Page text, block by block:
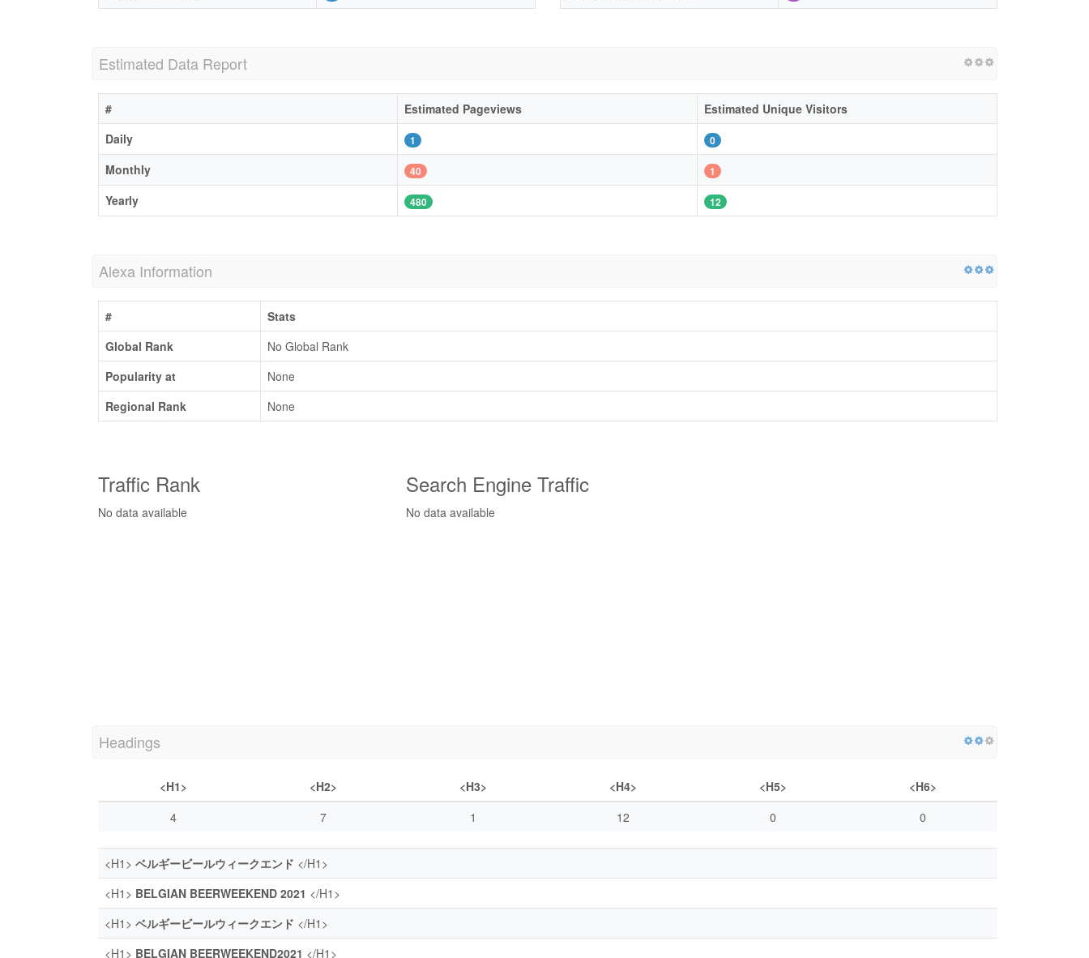
Estimated Data Report
# Estimated Pageviews
Estimated Unique Visitors
Daily
1 0
Monthly 40 1
Yearly 480 12
Alexa Information
#
Stats
Global Rank
No Global Rank
Popularity at
None
Regional Rank
None
Traffic Rank
No data available
Search Engine Traffic
No data available
Headings
<H1> <H2> <H3> <H4> <H5>
<H6>
4
7 1 12 0 0
<H1> ベルギービールウィークエンド </H1>
<H1> BELGIAN BEERWEEKEND 2021 </H1>
<H1> ベルギービールウィークエンド </H1>
<H1> BELGIAN BEERWEEKEND2021 </H1>